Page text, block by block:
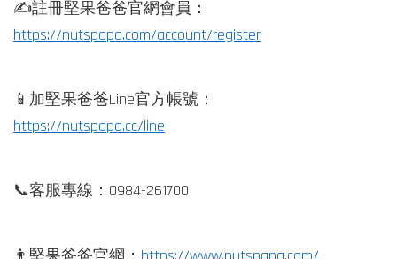
✍️註冊堅果爸爸官網會員：
https://nutspapa.com/account/register
📱加堅果爸爸Line官方帳號：⁣
https://nutspapa.cc/line
📞客服專線：0984-261700⁣